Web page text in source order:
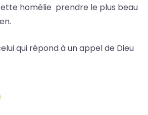
homélie prendre le plus beau
qui répond à un appel de Dieu